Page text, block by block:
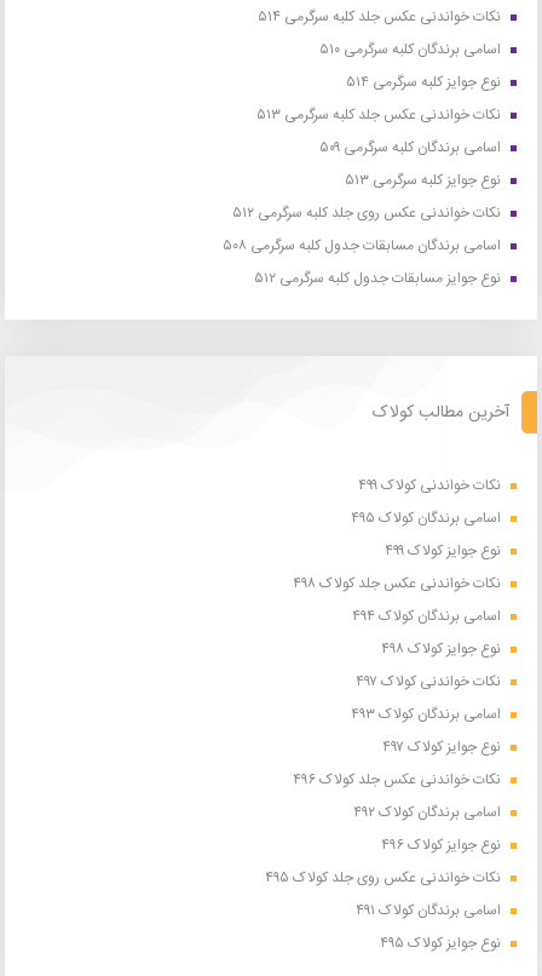
نکات خواندنی عکس جلد کلبه سرگرمی ۵۱۴
اسامی برندگان کلبه سرگرمی ۵۱۰
نوع جوایز کلبه سرگرمی ۵۱۴
نکات خواندنی عکس جلد کلبه سرگرمی ۵۱۳
اسامی برندگان کلبه سرگرمی ۵۰۹
نوع جوایز کلبه سرگرمی ۵۱۳
نکات خواندنی عکس روی جلد کلبه سرگرمی ۵۱۲
اسامی برندگان مسابقات جدول کلبه سرگرمی ۵۰۸
نوع جوایز مسابقات جدول کلبه سرگرمی ۵۱۲
آخرین مطالب کولاک
نکات خواندنی کولاک ۴۹۹
اسامی برندگان کولاک ۴۹۵
نوع جوایز کولاک ۴۹۹
نکات خواندنی عکس جلد کولاک ۴۹۸
اسامی برندگان کولاک ۴۹۴
نوع جوایز کولاک ۴۹۸
نکات خواندنی کولاک ۴۹۷
اسامی برندگان کولاک ۴۹۳
نوع جوایز کولاک ۴۹۷
نکات خواندنی عکس جلد کولاک ۴۹۶
اسامی برندگان کولاک ۴۹۲
نوع جوایز کولاک ۴۹۶
نکات خواندنی عکس روی جلد کولاک ۴۹۵
اسامی برندگان کولاک ۴۹۱
نوع جوایز کولاک ۴۹۵